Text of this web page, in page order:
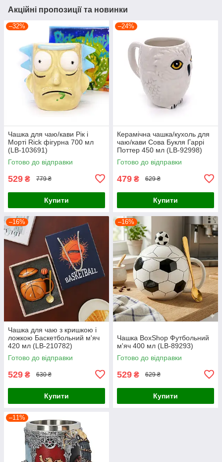
Акційні пропозиції та новинки
–32%
Чашка для чаю/кави Рік і
Морті Rick фігурна 700 мл
(LB-103691)
Готово до відправки
529 ₴ 779 ₴
Купити
–24%
Керамічна чашка/кухоль для
чаю/кави Сова Букля Гаррі
Поттер 450 мл (LB-92998)
Готово до відправки
479 ₴ 629 ₴
Купити
–16%
Чашка для чаю з кришкою і
ложкою Баскетбольний м'яч
420 мл (LB-210782)
Готово до відправки
529 ₴ 630 ₴
Купити
–16%
Чашка BoxShop Футбольний
м'яч 400 мл (LB-89293)
Готово до відправки
529 ₴ 629 ₴
Купити
–11%